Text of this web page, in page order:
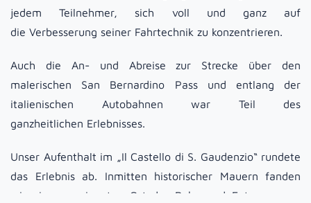
jedem Teilnehmer, sich voll und ganz auf
die Verbesserung seiner Fahrtechnik zu konzentrieren.
Auch die An- und Abreise zur Strecke über den
malerischen San Bernardino Pass und entlang der
italienischen Autobahnen war Teil des
ganzheitlichen Erlebnisses.
Unser Aufenthalt im „Il Castello di S. Gaudenzio“ rundete
das Erlebnis ab. Inmitten historischer Mauern fanden
wir einen geeigneten Ort der Ruhe und Entspannung,